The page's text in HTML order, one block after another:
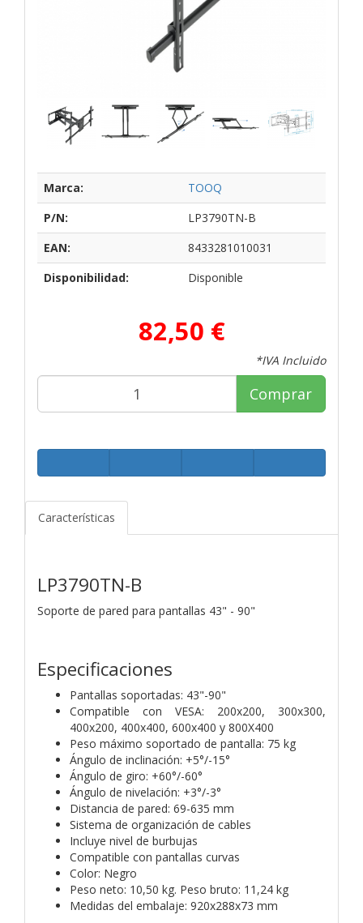
Marca:
TOOQ
P/N:
LP3790TN-B
EAN:
8433281010031
Disponibilidad:
Disponible
82,50 €
*IVA Incluido
Comprar
Características
LP3790TN-B
Soporte de pared para pantallas 43" - 90"
Especificaciones
Pantallas soportadas: 43"-90"
Compatible con VESA: 200x200, 300x300,
400x200, 400x400, 600x400 y 800X400
Peso máximo soportado de pantalla: 75 kg
Ángulo de inclinación: +5°/-15°
Ángulo de giro: +60°/-60°
Ángulo de nivelación: +3°/-3°
Distancia de pared: 69-635 mm
Sistema de organización de cables
Incluye nivel de burbujas
Compatible con pantallas curvas
Color: Negro
Peso neto: 10,50 kg. Peso bruto: 11,24 kg
Medidas del embalaje: 920x288x73 mm